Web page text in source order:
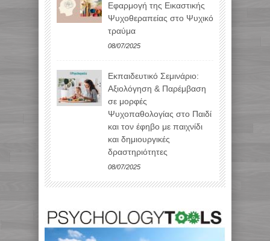
Εφαρμογή της Εικαστικής
Ψυχοθεραπείας στο Ψυχικό
τραύμα
08/07/2025
Εκπαιδευτικό Σεμινάριο:
Αξιολόγηση & Παρέμβαση
σε μορφές
Ψυχοπαθολογίας στο Παιδί
και τον έφηβο με παιχνίδι
και δημιουργικές
δραστηριότητες
08/07/2025